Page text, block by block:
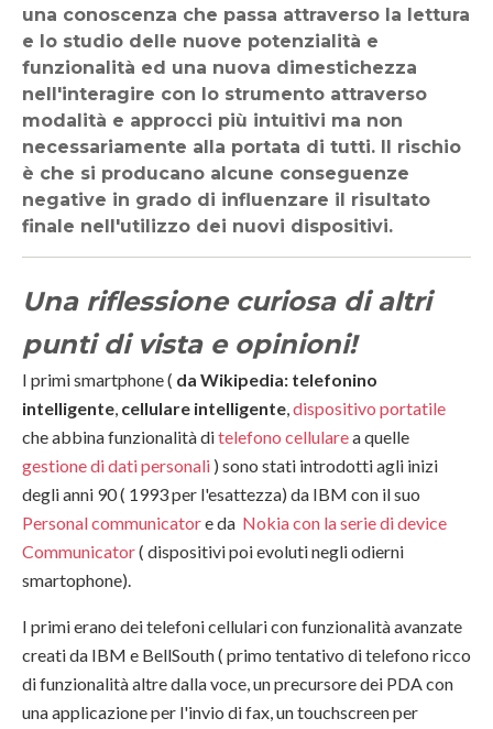
una conoscenza che passa attraverso la lettura
e lo studio delle nuove potenzialità e
funzionalità ed una nuova dimestichezza
nell'interagire con lo strumento attraverso
modalità e approcci più intuitivi ma non
necessariamente alla portata di tutti. Il rischio
è che si producano alcune conseguenze
negative in grado di influenzare il risultato
finale nell'utilizzo dei nuovi dispositivi.
Una riflessione curiosa di altri
punti di vista e opinioni!
I primi smartphone ( da Wikipedia: telefonino
intelligente, cellulare intelligente,dispositivo portatile
che abbina funzionalità ditelefono cellularea quelle
gestione di dati personali ) sono stati introdotti agli inizi
degli anni 90 ( 1993 per l'esattezza) da IBM con il suo
Personal communicatore da Nokia con la serie di device
Communicator( dispositivi poi evoluti negli odierni
smartophone).
I primi erano dei telefoni cellulari con funzionalità avanzate
creati da IBM e BellSouth ( primo tentativo di telefono ricco
di funzionalità altre dalla voce, un precursore dei PDA con
una applicazione per l'invio di fax, un touchscreen per